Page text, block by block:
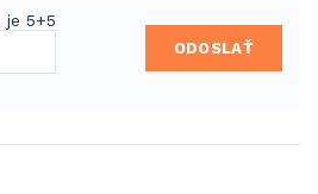
je 5+5
ODOSLAŤ